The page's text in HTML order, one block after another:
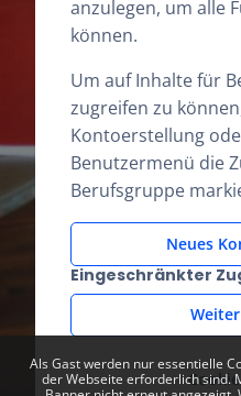
Als Gast werden nur essentielle
der Webseite erforderlich sind.
anzulegen, um alle
können.
Um auf Inhalte für
zugreifen zu
Kontoerstellung
Benutzermenü die
Berufsgruppe
Neues
Eingeschränkter